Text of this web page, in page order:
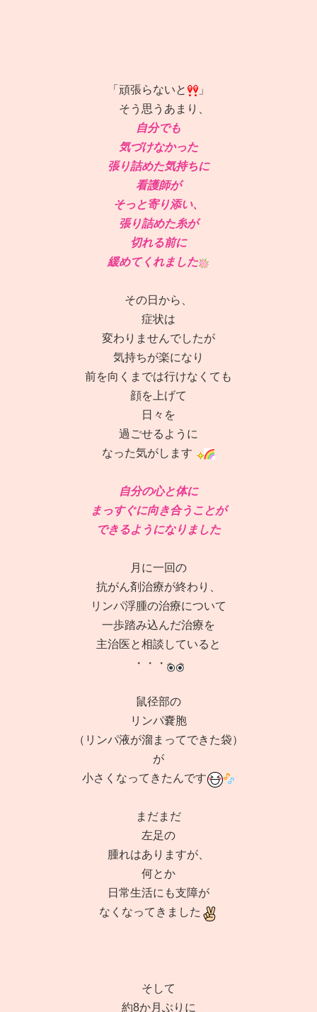
「頑張らないと
」
そう思うあまり、
自分でも
気づけなかった
張り詰めた気持ちに
看護師が
そっと寄り添い、
張り詰めた糸が
切れる前に
緩めてくれました
その日から、
症状は
変わりませんでしたが
気持ちが楽になり
前を向くまでは行けなくても
顔を上げて
日々を
過ごせるように
なった気がします
自分の心と体に
まっすぐに向き合うことが
できるようになりました
月に一回の
抗がん剤治療が終わり、
リンパ浮腫の治療について
一歩踏み込んだ治療を
主治医と相談していると
・・・
鼠径部の
リンパ嚢胞
（リンパ液が溜まってできた袋）
が
小さくなってきたんです
まだまだ
左足の
腫れはありますが、
何とか
日常生活にも支障が
なくなってきました
そして
約8か月ぶりに